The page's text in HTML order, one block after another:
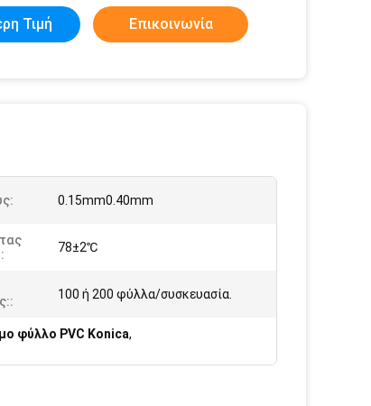
Τιμή Επικοινωνία
0.15mm0.40mm
78±2℃
100 ή 200 φύλλα/συσκευασία.
φύλλο PVC Konica,